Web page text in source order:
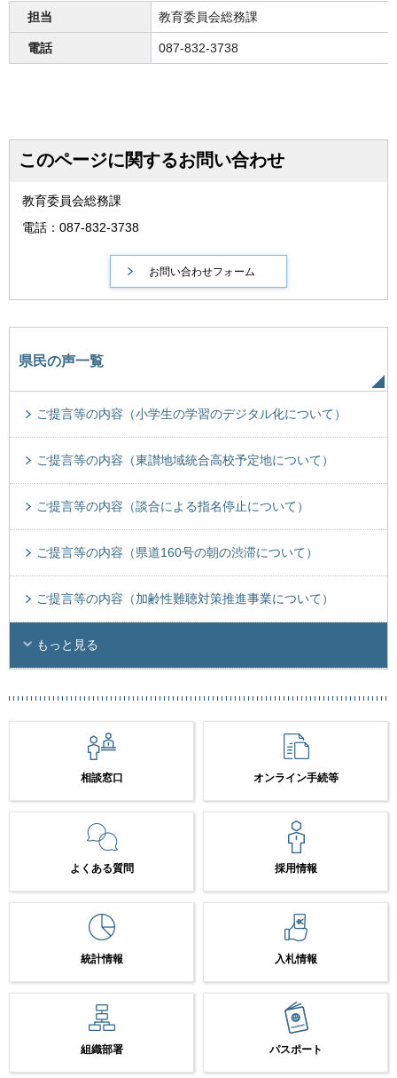
担当 教育委員会総務課
電話 087-832-3738
このページに関するお問い合わせ
教育委員会総務課
電話：087-832-3738
県民の声一覧
ご提言等の内容（小学生の学習のデジタル化について）
ご提言等の内容（東讃地域統合高校予定地について）
ご提言等の内容（談合による指名停止について）
ご提言等の内容（県道160号の朝の渋滞について）
ご提言等の内容（加齢性難聴対策推進事業について）
もっと見る
相談窓口 オンライン手続等
よくある質問 採用情報
統計情報 入札情報
組織部署 パスポート